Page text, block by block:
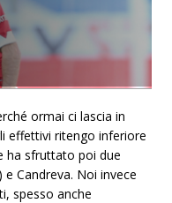
ormai ci lascia in
effettivi ritengo inferiore
ha sfruttato poi due
Candreva. Noi invece
spesso anche